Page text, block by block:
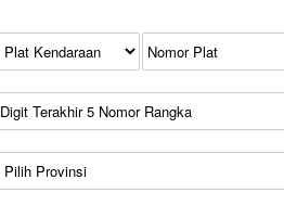
Kode Plat Kendaraan
No Plat
No Seri
No Rangka
Wilayah